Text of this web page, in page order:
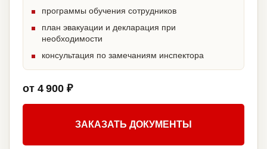
программы обучения сотрудников
план эвакуации и декларация при
необходимости
консультация по замечаниям инспектора
от 4 900 ₽
ЗАКАЗАТЬ ДОКУМЕНТЫ